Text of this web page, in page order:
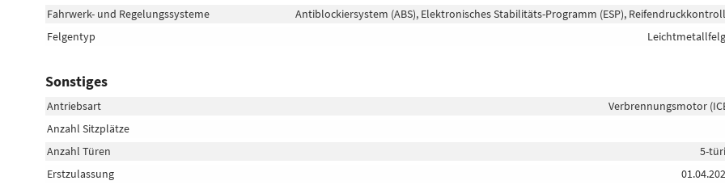
Fahrwerk- und Regelungssysteme
Antiblockiersystem (ABS), Elektronisches Stabilitäts-Programm (ESP),
Felgentyp
Sonstiges
Antriebsart
Verbrennungsmotor
Anzahl Sitzplätze
Anzahl Türen
5-
Erstzulassung